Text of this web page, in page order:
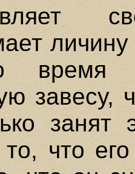
завесу,
то, что